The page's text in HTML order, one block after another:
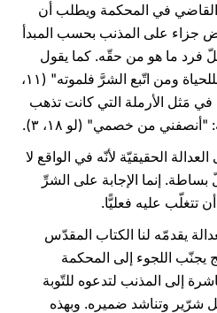
في المحكمة ويطلب أن
جزاء على المذنب بحسب المبدأ
فرد ما هو من حقّه. كما يقول
سفر الأمثال: "من أقام البرَّ فللحياة ومن اتّبع الشرَّ فلموته" (۱۱،
في مَثل الأرملة التي كانت تذهب
من خصمي" (لو ۱۸، ۳).
الحقيقيّة لأنّه في الواقع لا
إنما الإجابة على الشرِّ
تتغلّب عليه فعليًّا.
يقدمّه لنا الكتاب المقدّس
يجنّب اللجوء إلى المحكمة
إلى المذنب لتدعوه للتّوبة
شرّير وتناشد ضميره. وبهذه